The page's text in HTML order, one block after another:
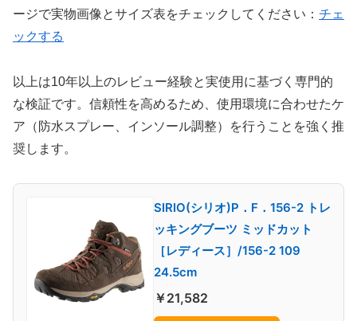
ージで実物画像とサイズ表をチェックしてください： チェ
ックする
以上は10年以上のレビュー経験と実使用に基づく専門的
な検証です。信頼性を高めるため、使用環境に合わせたケ
ア（防水スプレー、インソール調整）を行うことを強く推
奨します。
SIRIO(シリオ)P．F．156-2 トレ
ッキングブーツ ミッドカット
［レディース］/156-2 109
24.5cm
￥21,582